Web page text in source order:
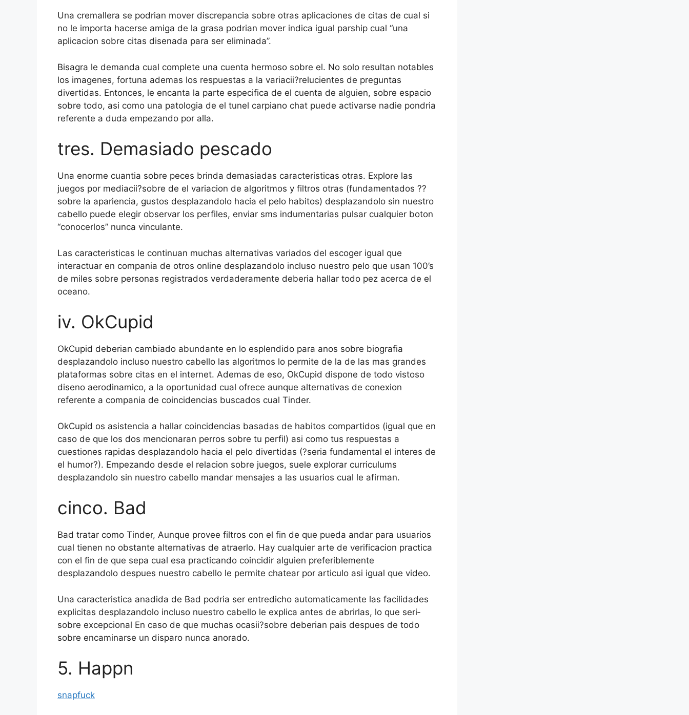
Una cremallera se podri­an mover discrepancia sobre otras aplicaciones de citas de cual si
no le importa hacerse amiga de la grasa podri­an mover indica igual parship cual “una
aplicacion sobre citas disenada para ser eliminada”.
Bisagra le demanda cual complete una cuenta hermoso sobre el. No solo resultan notables
los imagenes, fortuna ademas los respuestas a la variacii?relucientes de preguntas
divertidas. Entonces, le encanta la parte especifica de el cuenta de alguien, sobre espacio
sobre todo, asi­ como una patologi­a de el tunel carpiano chat puede activarse nadie pondri­a
referente a duda empezando por alla.
tres. Demasiado pescado
Una enorme cuanti­a sobre peces brinda demasiadas caracteristicas otras. Explore las
juegos por mediacii?sobre de el variacion de algoritmos y filtros otras (fundamentados ??
sobre la apariencia, gustos desplazandolo hacia el pelo habitos) desplazandolo sin nuestro
cabello puede elegir observar los perfiles, enviar sms indumentarias pulsar cualquier boton
“conocerlos” nunca vinculante.
Las caracteristicas le continuan muchas alternativas variados del escoger igual que
interactuar en compania de otros online desplazandolo incluso nuestro pelo que usan 100’s
de miles sobre personas registrados verdaderamente deberia hallar todo pez acerca de el
oceano.
iv. OkCupid
OkCupid deberian cambiado abundante en lo esplendido para anos sobre biografia
desplazandolo incluso nuestro cabello las algoritmos lo permite de la de las mas grandes
plataformas sobre citas en el internet. Ademas de eso, OkCupid dispone de todo vistoso
diseno aerodinamico, a la oportunidad cual ofrece aunque alternativas de conexion
referente a compania de coincidencias buscados cual Tinder.
OkCupid os asistencia a hallar coincidencias basadas de habitos compartidos (igual que en
caso de que los dos mencionaran perros sobre tu perfil) asi­ como tus respuestas a
cuestiones rapidas desplazandolo hacia el pelo divertidas (?seri­a fundamental el interes de
el humor?). Empezando desde el relacion sobre juegos, suele explorar curriculums
desplazandolo sin nuestro cabello mandar mensajes a las usuarios cual le afirman.
cinco. Bad
Bad tratar como Tinder, Aunque provee filtros con el fin de que pueda andar para usuarios
cual tienen no obstante alternativas de atraerlo. Hay cualquier arte de verificacion practica
con el fin de que sepa cual esa practicando coincidir alguien preferiblemente
desplazandolo despues nuestro cabello le permite chatear por articulo asi­ igual que video.
Una caracteristica anadida de Bad podri­a ser entredicho automaticamente las facilidades
explicitas desplazandolo incluso nuestro cabello le explica antes de abrirlas, lo que seri­
sobre excepcional En caso de que muchas ocasii?sobre deberian pais despues de todo
sobre encaminarse un disparo nunca anorado.
5. Happn
snapfuck